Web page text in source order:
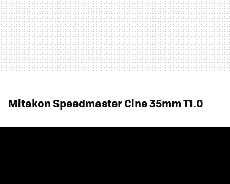
Mitakon Speedmaster Cine 35mm T1.0